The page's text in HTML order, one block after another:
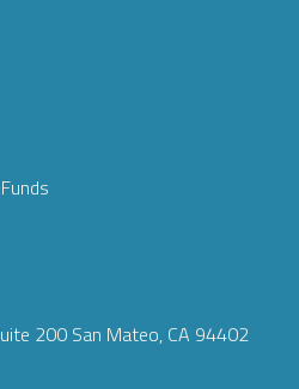
200 San Mateo, CA 94402